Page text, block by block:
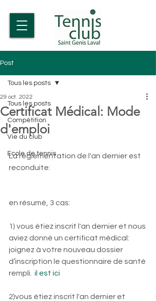
Post
Tous les posts
Compétition
Vie du club
Ecole de tennis
Tous les posts
Certificat Médical: Mode
d'emploi
29 oct. 2022
La réglementation de l'an dernier est
reconduite:
en résumé, 3 cas:
1) vous étiez inscrit l'an dernier et nous
aviez donné un certificat médical:
joignez à votre nouveau dossier
d’inscription le questionnaire de santé
rempli.
il est ici
2)vous étiez inscrit l'an dernier et